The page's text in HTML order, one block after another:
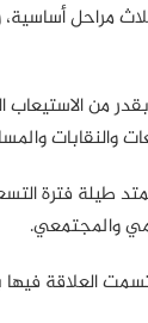
مراحل
من
والنقابات
طيلة فترة
والمجتمعي.
العلاقة